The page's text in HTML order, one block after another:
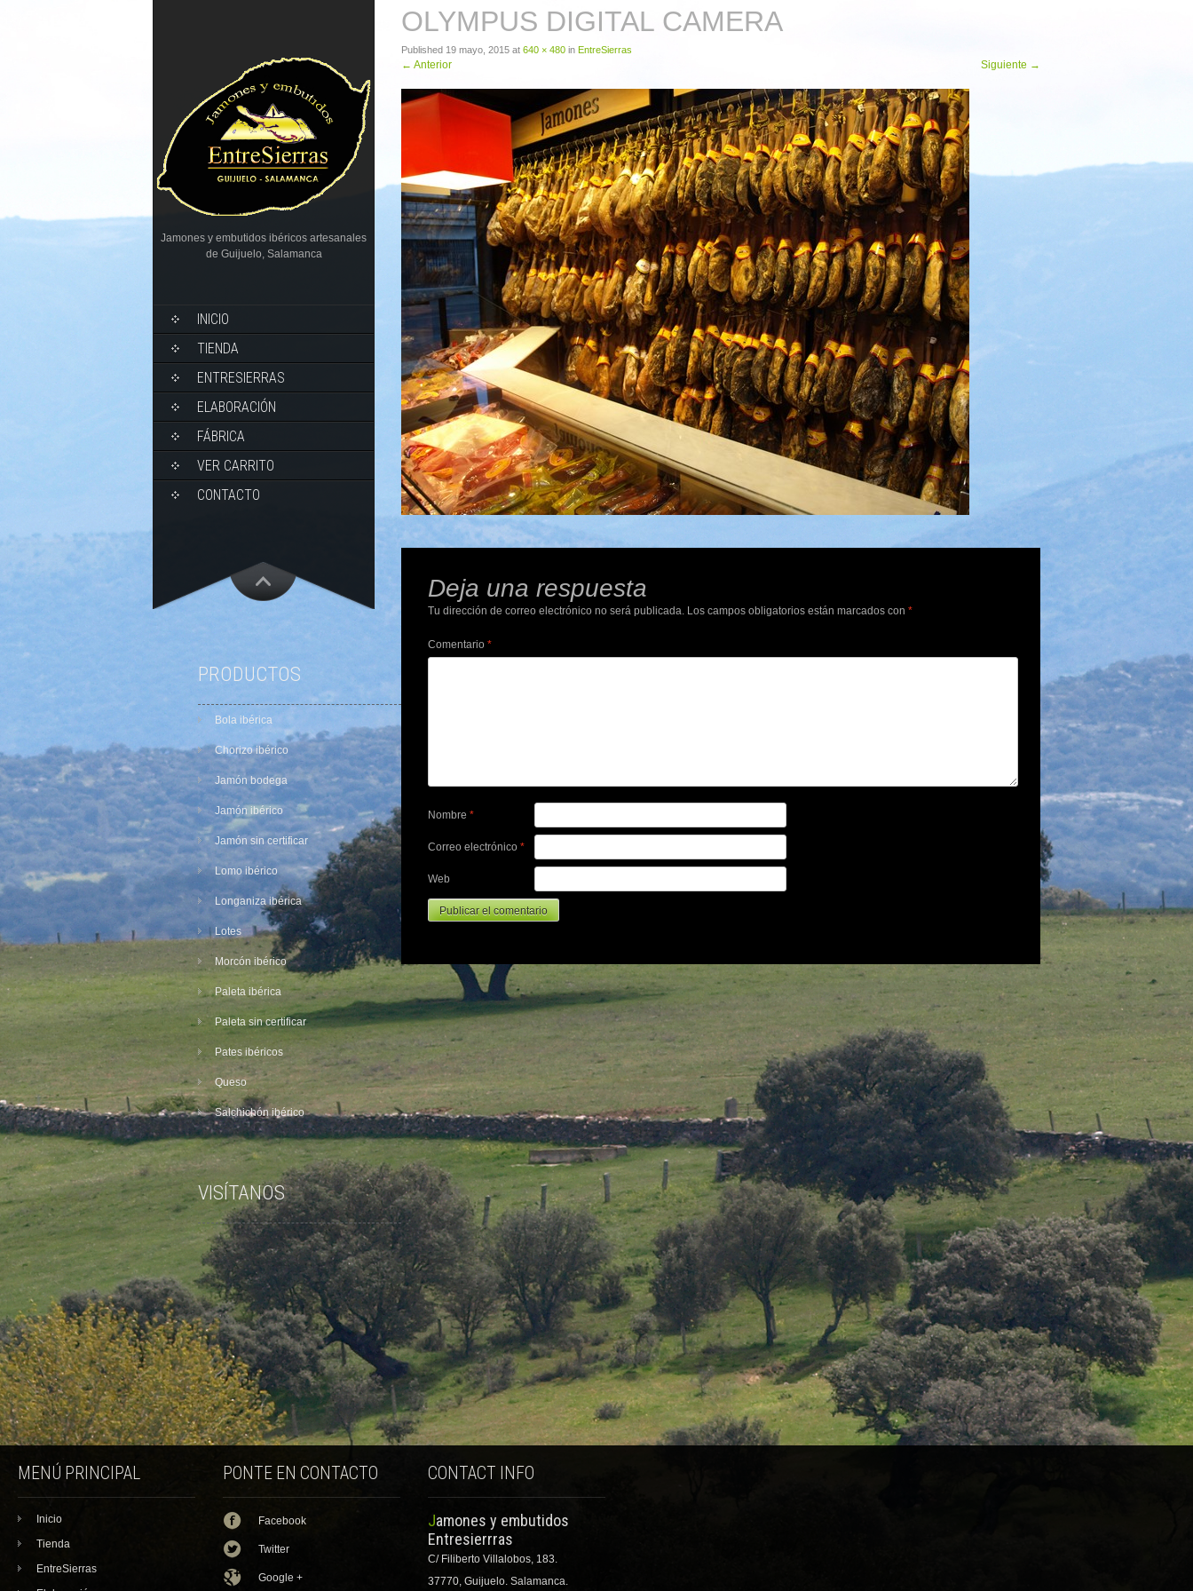
Jamones y embutidos ibéricos artesanales
de Guijuelo, Salamanca
INICIO
TIENDA
ENTRESIERRAS
ELABORACIÓN
FÁBRICA
VER CARRITO
CONTACTO
OLYMPUS DIGITAL CAMERA
Published 19 mayo, 2015 at 640 × 480 in EntreSierras
← Anterior Siguiente →
Deja una respuesta
Tu dirección de correo electrónico no será publicada. Los campos obligatorios están marcados con *
Comentario *
Nombre *
Correo electrónico *
Web
PRODUCTOS
Bola ibérica
Chorizo ibérico
Jamón bodega
Jamón ibérico
Jamón sin certificar
Lomo ibérico
Longaniza ibérica
Lotes
Morcón ibérico
Paleta ibérica
Paleta sin certificar
Pates ibéricos
Queso
Salchichón ibérico
VISÍTANOS
MENÚ PRINCIPAL
Inicio
Tienda
EntreSierras
PONTE EN CONTACTO
Facebook
Twitter
Google +
CONTACT INFO
Jamones y embutidos
Entresierrras
C/ Filiberto Villalobos, 183.
37770, Guijuelo. Salamanca.